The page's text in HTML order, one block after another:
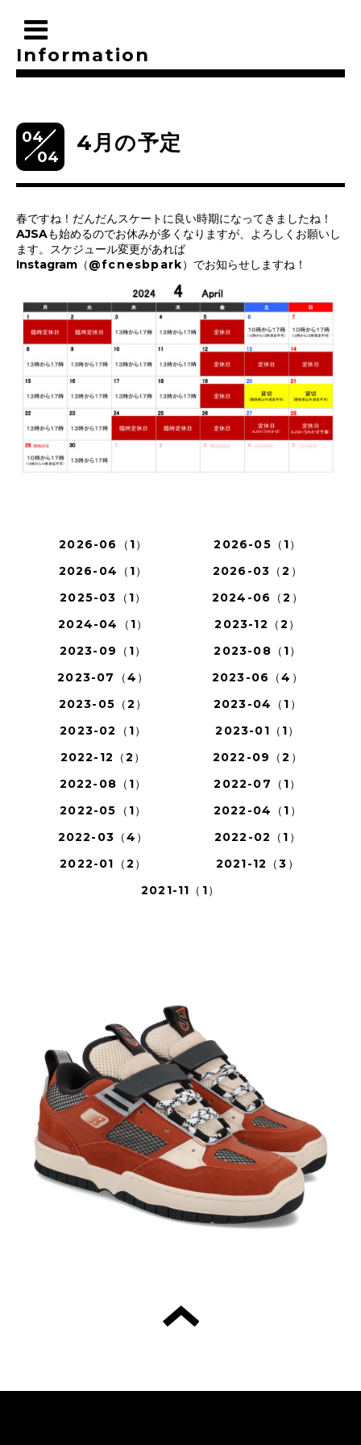
Information
04
04
4月の予定
春ですね！だんだんスケートに良い時期になってきましたね！
AJSAも始めるのでお休みが多くなりますが、よろしくお願いし
ます。スケジュール変更があれば
Instagram（@fcnesbpark）でお知らせしますね！
2026-06（1）
2026-05（1）
2026-04（1）
2026-03（2）
2025-03（1）
2024-06（2）
2024-04（1）
2023-12（2）
2023-09（1）
2023-08（1）
2023-07（4）
2023-06（4）
2023-05（2）
2023-04（1）
2023-02（1）
2023-01（1）
2022-12（2）
2022-09（2）
2022-08（1）
2022-07（1）
2022-05（1）
2022-04（1）
2022-03（4）
2022-02（1）
2022-01（2）
2021-12（3）
2021-11（1）